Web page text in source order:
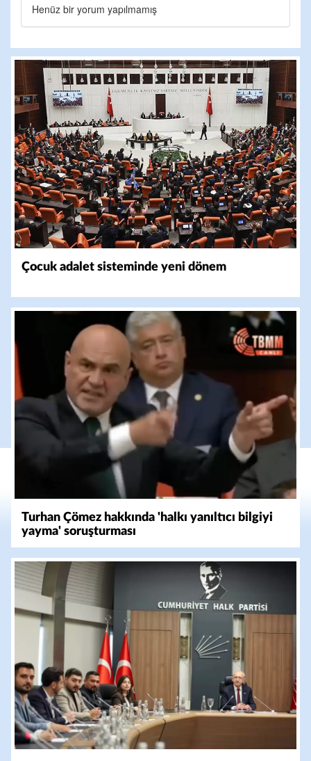
Henüz bir yorum yapılmamış
Çocuk adalet sisteminde yeni dönem
Turhan Çömez hakkında 'halkı yanıltıcı bilgiyi
yayma' soruşturması